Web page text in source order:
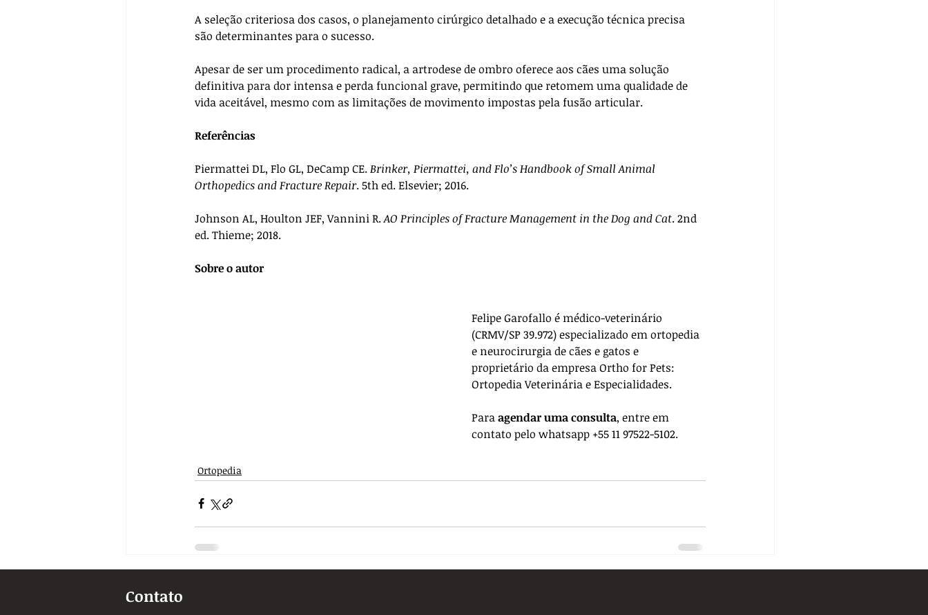
A seleção criteriosa dos casos, o planejamento cirúrgico detalhado e a execução técnica precisa
são determinantes para o sucesso.
Apesar de ser um procedimento radical, a artrodese de ombro oferece aos cães uma solução
definitiva para dor intensa e perda funcional grave, permitindo que retomem uma qualidade de
vida aceitável, mesmo com as limitações de movimento impostas pela fusão articular.
Referências
Piermattei DL, Flo GL, DeCamp CE. Brinker, Piermattei, and Flo’s Handbook of Small Animal
Orthopedics and Fracture Repair. 5th ed. Elsevier; 2016.
Johnson AL, Houlton JEF, Vannini R. AO Principles of Fracture Management in the Dog and Cat. 2nd
ed. Thieme; 2018.
Sobre o autor
Felipe Garofallo é médico-veterinário
(CRMV/SP 39.972) especializado em ortopedia
e neurocirurgia de cães e gatos e
proprietário da empresa Ortho for Pets:
Ortopedia Veterinária e Especialidades.
Para agendar uma consulta, entre em
contato pelo whatsapp +55 11 97522-5102.
Ortopedia
Contato